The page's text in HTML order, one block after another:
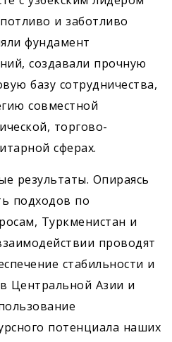
и заботливо
фундамент
создавали прочную
базу сотрудничества,
совместной
торгово-
сферах.
результаты. Опираясь
подходов по
Туркменистан и
проводят
стабильности и
Центральной Азии и
потенциала наших